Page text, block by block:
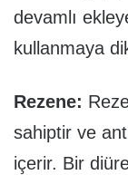
devamlı
kullanmaya
Rezene:
sahiptir ve
içerir. Bir